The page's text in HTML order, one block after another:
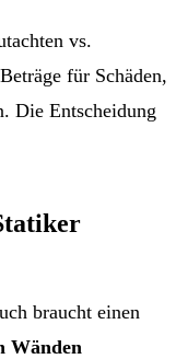
vs.
für Schäden,
Die Entscheidung
braucht einen
Wänden